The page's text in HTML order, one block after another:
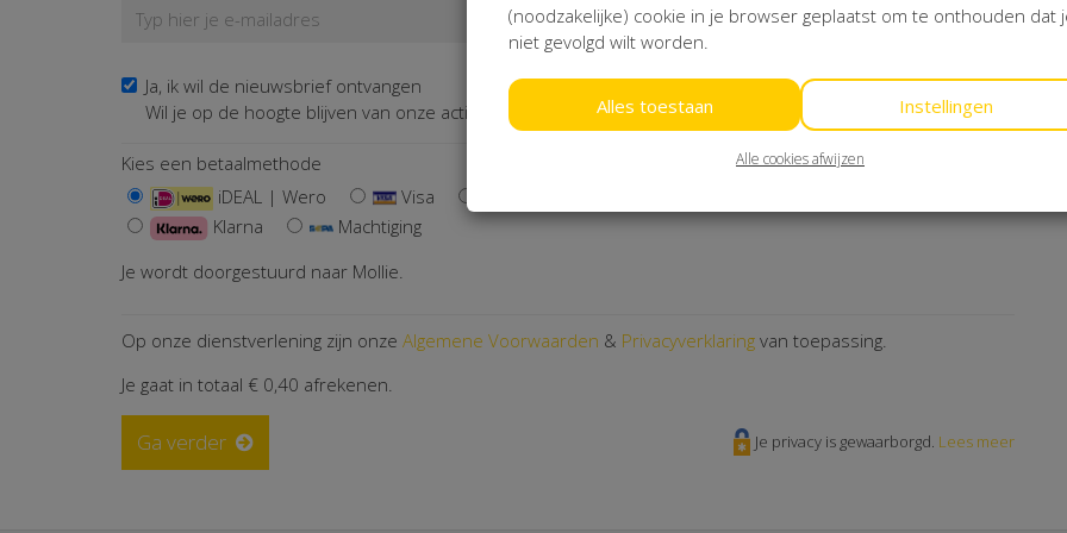
Ja, ik wil de nieuwsbrief ontvangen
Wil je op de hoogte blijven van onze activiteiten? Schrijf je dan in!
Kies een betaalmethode
iDEAL | Wero
Visa
Klarna
Machtiging
Je wordt doorgestuurd naar Mollie.
Op onze dienstverlening zijn onze Algemene Voorwaarden & Privacyverklaring van toepassing.
Je gaat in totaal € 0,40 afrekenen.
Ga verder Je privacy is gewaarborgd. Lees meer
(noodzakelijke) cookie in je browser geplaatst om te onthouden dat
niet gevolgd wilt worden.
Alles toestaan Instellingen
Alle cookies afwijzen